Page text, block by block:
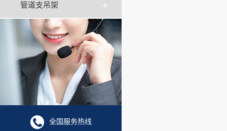
管道支吊架
全国服务热线